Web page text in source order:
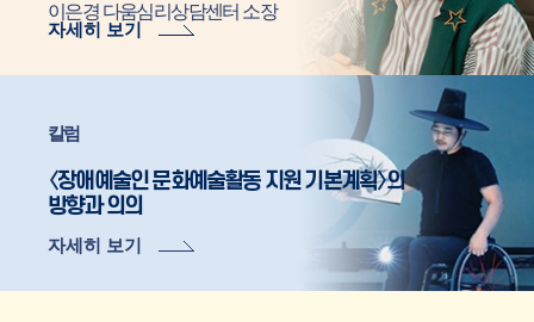
이은경 다움심리상담센터 소장
자세히 보기
칼럼
〈장애예술인 문화예술활동 지원 기본계획〉의
방향과 의의
자세히 보기